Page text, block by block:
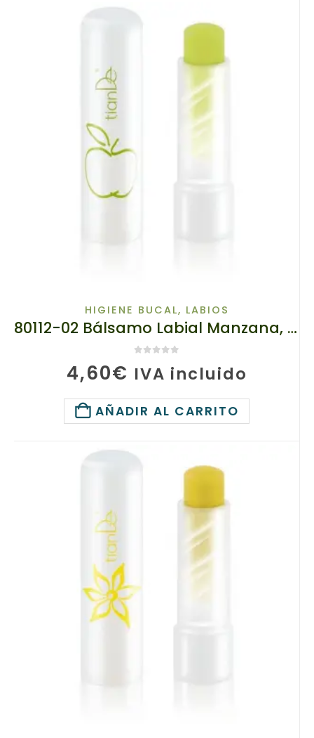
HIGIENE BUCAL, LABIOS
80112-02 Bálsamo Labial Manzana, tianDe, 3.5 g, Defensa Suave y Brillo Delicado
4,60€ IVA incluido
AÑADIR AL CARRITO